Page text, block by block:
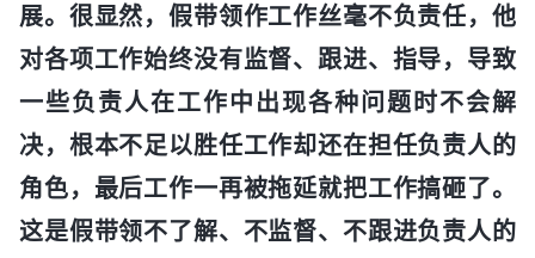
展。很显然，假带领作工作丝毫不负责任，他
对各项工作始终没有监督、跟进、指导，导致
一些负责人在工作中出现各种问题时不会解
决，根本不足以胜任工作却还在担任负责人的
角色，最后工作一再被拖延就把工作搞砸了。
这是假带领不了解、不监督、不跟进负责人的